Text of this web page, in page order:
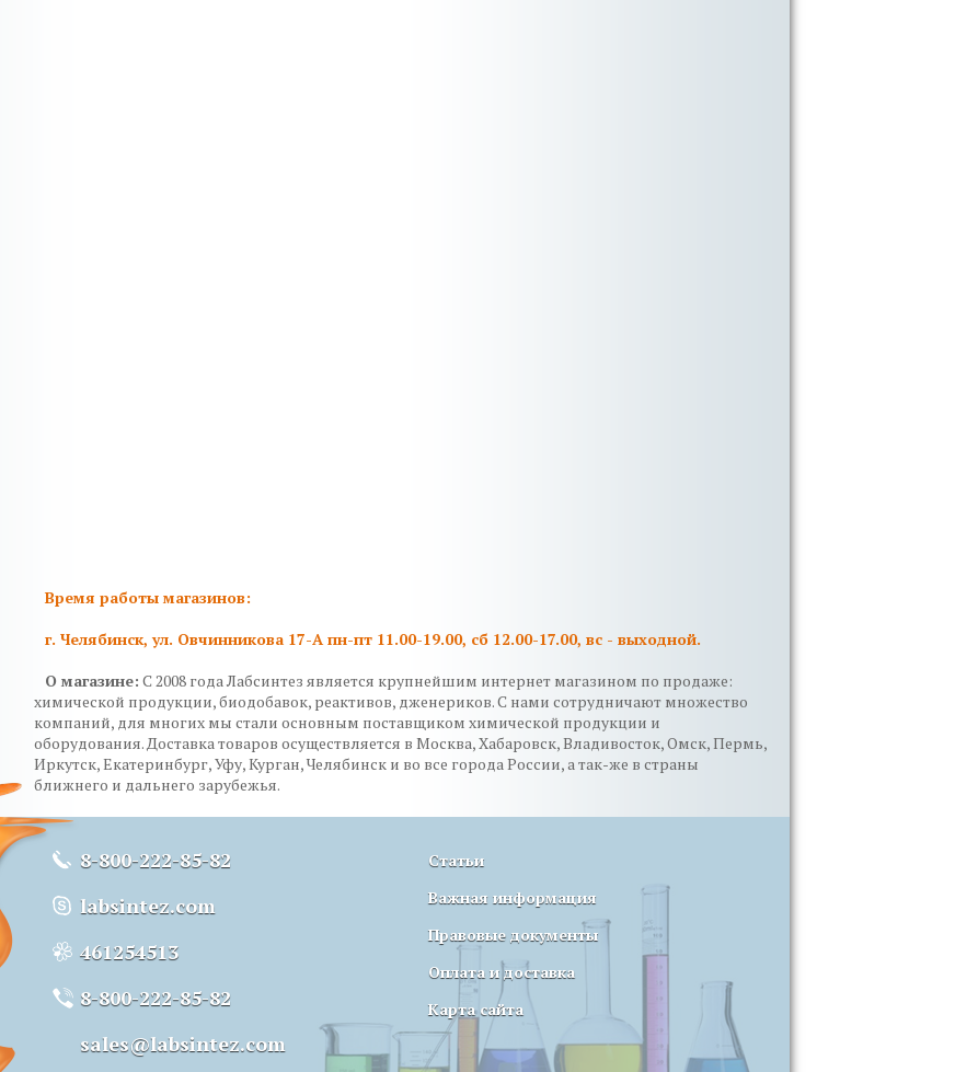
Время работы магазинов:
г. Челябинск, ул. Овчинникова 17-А пн-пт 11.00-19.00, сб 12.00-17.00, вс - выходной.
О магазине: C 2008 года Лабсинтез является крупнейшим интернет магазином по продаже:
химической продукции, биодобавок, реактивов, дженериков. С нами сотрудничают множество
компаний, для многих мы стали основным поставщиком химической продукции и
оборудования. Доставка товаров осуществляется в Москва, Хабаровск, Владивосток, Омск, Пермь,
Иркутск, Екатеринбург, Уфу, Курган, Челябинск и во все города России, а так-же в страны
ближнего и дальнего зарубежья.
Статьи
Важная информация
Правовые документы
Оплата и доставка
Карта сайта
8-800-222-85-82
labsintez.com
461254513
8-800-222-85-82
sales@labsintez.com